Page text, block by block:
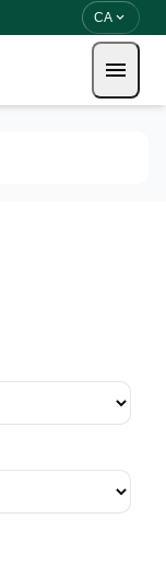
CA expand_more
menu